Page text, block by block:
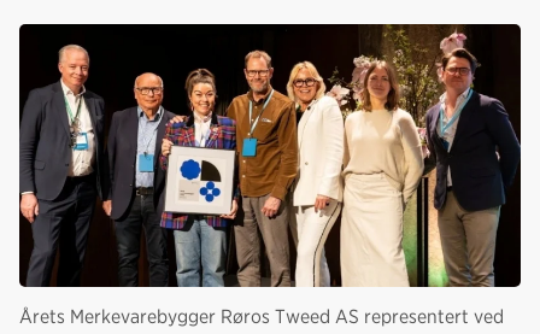
Årets Merkevarebygger Røros Tweed AS representert ved